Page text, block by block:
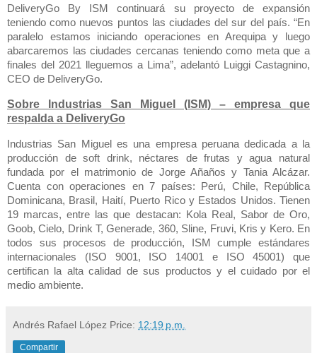
DeliveryGo By ISM continuará su proyecto de expansión
teniendo como nuevos puntos las ciudades del sur del país. “En
paralelo estamos iniciando operaciones en Arequipa y luego
abarcaremos las ciudades cercanas teniendo como meta que a
finales del 2021 lleguemos a Lima”, adelantó Luiggi Castagnino,
CEO de DeliveryGo.
Sobre Industrias San Miguel (ISM) – empresa que
respalda a DeliveryGo
Industrias San Miguel es una empresa peruana dedicada a la
producción de soft drink, néctares de frutas y agua natural
fundada por el matrimonio de Jorge Añaños y Tania Alcázar.
Cuenta con operaciones en 7 países: Perú, Chile, República
Dominicana, Brasil, Haití, Puerto Rico y Estados Unidos. Tienen
19 marcas, entre las que destacan: Kola Real, Sabor de Oro,
Goob, Cielo, Drink T, Generade, 360, Sline, Fruvi, Kris y Kero. En
todos sus procesos de producción, ISM cumple estándares
internacionales (ISO 9001, ISO 14001 e ISO 45001) que
certifican la alta calidad de sus productos y el cuidado por el
medio ambiente.
Andrés Rafael López Price: 12:19 p.m.
Compartir